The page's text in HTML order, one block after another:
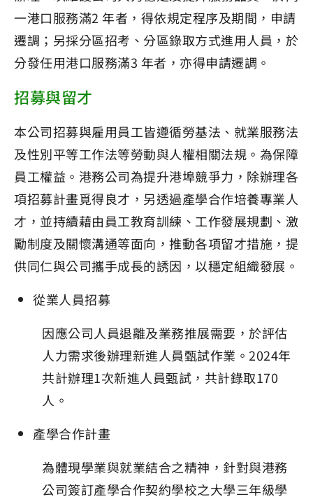
一港口服務滿2 年者，得依規定程序及期間，申請
遷調；另採分區招考、分區錄取方式進用人員，於
分發任用港口服務滿3 年者，亦得申請遷調。
招募與留才
本公司招募與雇用員工皆遵循勞基法、就業服務法
及性別平等工作法等勞動與人權相關法規。為保障
員工權益。港務公司為提升港埠競爭力，除辦理各
項招募計畫覓得良才，另透過產學合作培養專業人
才，並持續藉由員工教育訓練、工作發展規劃、激
勵制度及關懷溝通等面向，推動各項留才措施，提
供同仁與公司攜手成長的誘因，以穩定組織發展。
從業人員招募
因應公司人員退離及業務推展需要，於評估
人力需求後辦理新進人員甄試作業。2024年
共計辦理1次新進人員甄試，共計錄取170
人。
產學合作計畫
為體現學業與就業結合之精神，針對與港務
公司簽訂產學合作契約學校之大學三年級學